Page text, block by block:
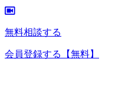
無料相談する
会員登録する 【無料】